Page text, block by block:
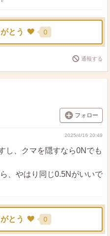
とう 0
通報する
フォロー
2025/4/16 20:49
し、クマを隠すなら0Nでも
、やはり同じ0.5Nがいいで
とう 0